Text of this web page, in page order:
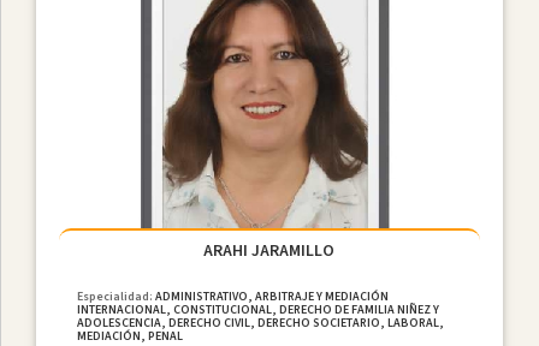
ARAHI JARAMILLO
Especialidad:ADMINISTRATIVO, ARBITRAJE Y MEDIACIÓN
INTERNACIONAL, CONSTITUCIONAL, DERECHO DE FAMILIA NIÑEZ Y
ADOLESCENCIA, DERECHO CIVIL, DERECHO SOCIETARIO, LABORAL,
MEDIACIÓN, PENAL